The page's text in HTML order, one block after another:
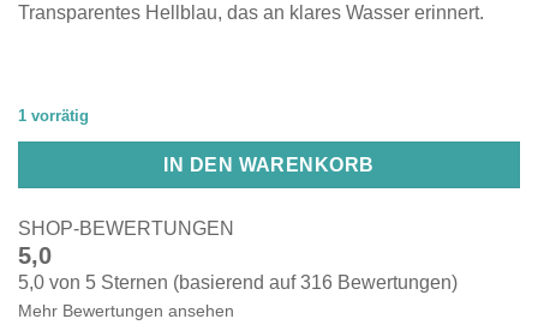
Transparentes Hellblau, das an klares Wasser erinnert.
1 vorrätig
IN DEN WARENKORB
SHOP-BEWERTUNGEN
5,0
5,0 von 5 Sternen (basierend auf 316 Bewertungen)
Mehr Bewertungen ansehen